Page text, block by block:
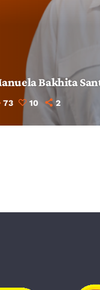
Bakhita
73 10 2